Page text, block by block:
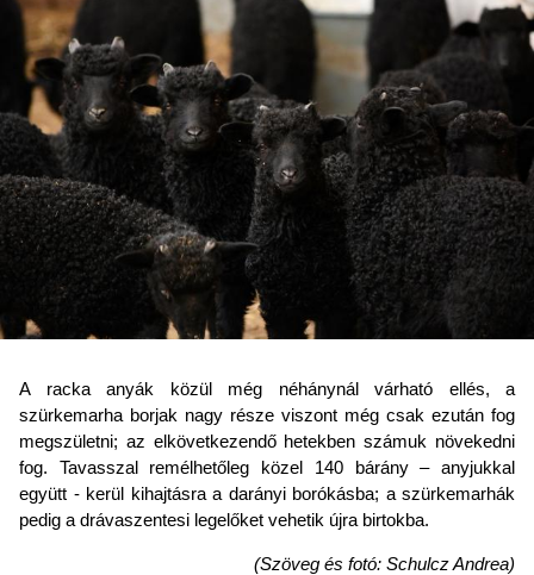
A racka anyák közül még néhánynál várható ellés, a
szürkemarha borjak nagy része viszont még csak ezután fog
megszületni; az elkövetkezendő hetekben számuk növekedni
fog. Tavasszal remélhetőleg közel 140 bárány – anyjukkal
együtt - kerül kihajtásra a darányi borókásba; a szürkemarhák
pedig a drávaszentesi legelőket vehetik újra birtokba.
(Szöveg és fotó: Schulcz Andrea)